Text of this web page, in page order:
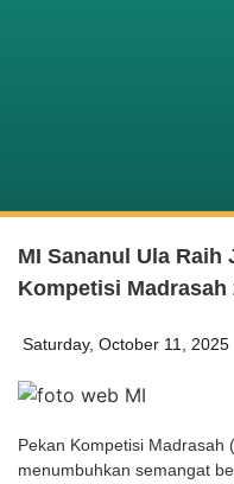
MI Sananul Ula Raih
Kompetisi Madrasah
Saturday, October 11, 2025
Pekan Kompetisi Madrasah
menumbuhkan semangat